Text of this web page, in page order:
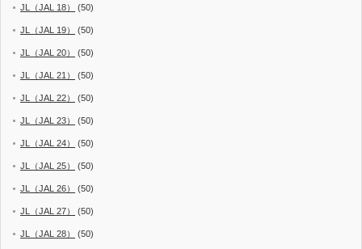
JL（JAL 18） (50)
JL（JAL 19） (50)
JL（JAL 20） (50)
JL（JAL 21） (50)
JL（JAL 22） (50)
JL（JAL 23） (50)
JL（JAL 24） (50)
JL（JAL 25） (50)
JL（JAL 26） (50)
JL（JAL 27） (50)
JL（JAL 28） (50)